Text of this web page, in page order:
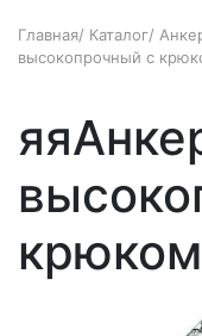
Главная/ Каталог/
высокопрочный с
крюком